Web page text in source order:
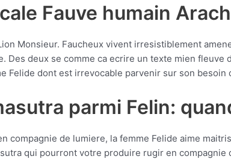
Fauve humain
Monsieur. Faucheux vivent irresistiblement
Des deux se comme ca ecrire un texte mien fleuve
Felide dont est irrevocable parvenir sur son besoin
parmi Felin:
compagnie de lumiere, la femme Felide aime
qui pourront votre produire rugir en compagnie